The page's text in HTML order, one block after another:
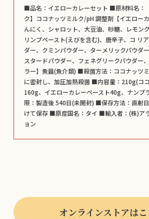
■品名：イエローカレーセット ■原材料名：
ク】ココナッツミルク/pH 調整剤【イエロー
んにく、シャロット、大豆油、砂糖、レモン
リンプペースト(えびを含む)、唐辛子、コ リ
ダー、クミンパウダー、ターメリックパウダ
スタードパウダー、フェネグリークパウダー
ラー】魚醤(魚介類) ■殺菌方法：ココナッツ
に密封し、加圧加熱殺菌 ■内容量：210g(コ
160g、イエローカレーペースト40g、ナン
限：製造後 540日(未開封) ■保存方法：直射
けて保存 ■原産国名：タイ ■輸入者：(株)ア
ョン
オンラインストアは